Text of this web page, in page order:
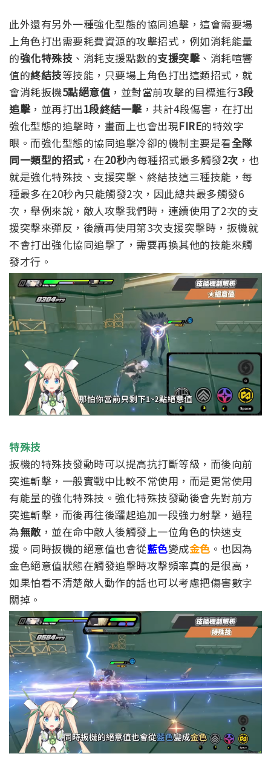
此外還有另外一種強化型態的協同追擊，這會需要場
上角色打出需要耗費資源的攻擊招式，例如消耗能量
的強化特殊技 、消耗支援點數的支援突擊 、消耗喧響
值的終結技等技能，只要場上角色打出這類招式，就
會消耗扳機5點絕意值 ， 並對當前攻擊的目標進行3段
追擊 ，並再打出1段終結一擊 ，共計4段傷害，在打出
強化型態的追擊時，畫面上也會出現FIRE的特效字
眼。 而強化型態的協同追擊冷卻的機制主要是看全隊
同一類型的招式，在20秒內每種招式最多觸發2次 ，也
就是強化特殊技、支援突擊、終結技這三種技能，每
種最多在20秒內只能觸發2次，因此總共最多觸發6
次， 舉例來說，敵人攻擊我們時，連續使用了2次的支
援突擊來彈反，後續再使用第3次支援突擊時，扳機就
不會打出強化協同追擊了，需要再換其他的技能來觸
發才行。
特殊技
扳機的特殊技發動時可以提高抗打斷等級，而後向前
突進斬擊，一般實戰中比較不常使用，而是更常使用
有能量的強化特殊技。 強化特殊技發動後會先對前方
突進斬擊，而後再往後躍起追加一段強力射擊，過程
為無敵，並在命中敵人後觸發上一位角色的快速支
援。同時扳機的絕意值也會從藍色變成金色 。也因為
金色絕意值狀態在觸發追擊時攻擊頻率真的是很高，
如果怕看不清楚敵人動作的話也可以考慮把傷害數字
關掉。